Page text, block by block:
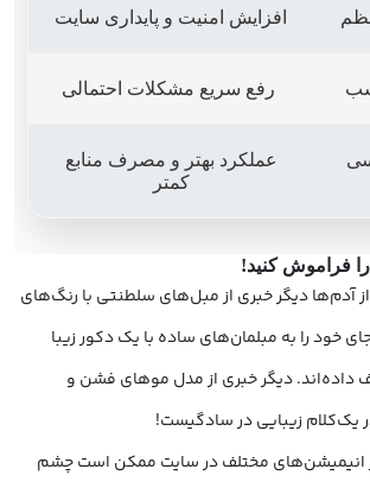
افزایش امنیت و پایداری سایت
رفع سریع مشکلات احتمالی
عملکرد بهتر و مصرف منابع
کمتر
از آدم‌ها دیگر خبری از مبل‌های سلطنتی با رنگ‌های
خود را به مبلمان‌های ساده با یک دکور زیبا
داده‌اند. دیگر خبری از مدل موهای فشن و
زیبایی در سادگیست!
انیمیشن‌های مختلف در سایت ممکن است چشم